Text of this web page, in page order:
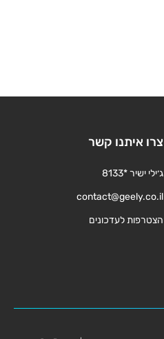
צרו איתנו קשר
ג׳ילי ישיר *8133
contact@geely.co.il
הצטרפות לעדכונים